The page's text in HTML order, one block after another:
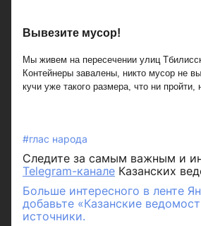
Вывезите мусор!
Мы живем на пересечении улиц
Контейнеры завалены, никто мусор не
кучи уже такого размера, что ни пройти,
#глас народа
Следите за самым важным и
Telegram-канале Казанских
Больше интересного в ленте
добавьте «Казанские
источники.